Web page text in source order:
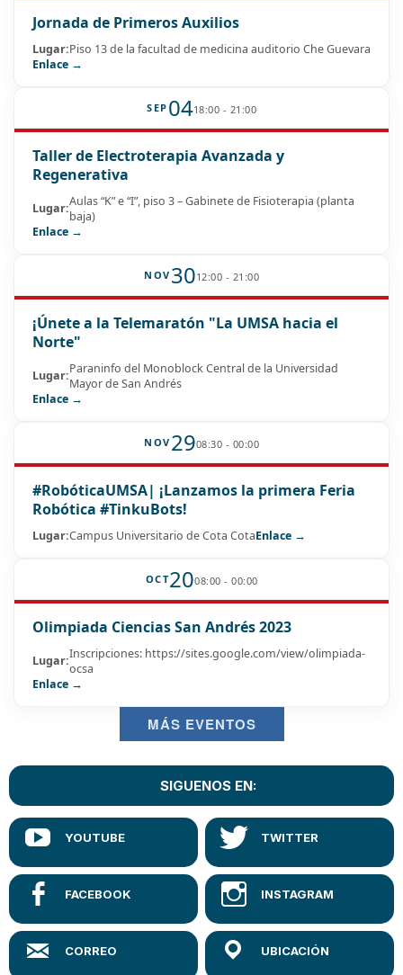
Jornada de Primeros Auxilios
Lugar:Piso 13 de la facultad de medicina auditorio Che Guevara
Enlace →
SEP 0418:00 - 21:00
Taller de Electroterapia Avanzada y
Regenerativa
Lugar:Aulas “K” e “I”, piso 3 – Gabinete de Fisioterapia (planta
baja)
Enlace →
NOV 3012:00 - 21:00
¡Únete a la Telemaratón "La UMSA hacia el
Norte"
Lugar:Paraninfo del Monoblock Central de la Universidad
Mayor de San Andrés
Enlace →
NOV 2908:30 - 00:00
#RobóticaUMSA| ¡Lanzamos la primera Feria
Robótica #TinkuBots!
Lugar:Campus Universitario de Cota CotaEnlace →
OCT2008:00 - 00:00
Olimpiada Ciencias San Andrés 2023
Lugar:Inscripciones: https://sites.google.com/view/olimpiada-
ocsa
Enlace →
MÁS EVENTOS
SIGUENOS EN: